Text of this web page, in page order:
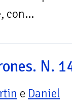
con...
N.
e Daniel